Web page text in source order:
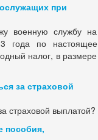
при
военную службу на
года по настоящее
налог, в размере
за страховой
страховой выплатой?
пособия,